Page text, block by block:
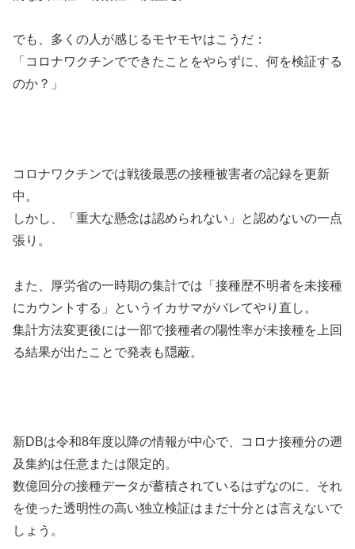
でも、多くの人が感じるモヤモヤはこうだ：
「コロナワクチンでできたことをやらずに、何を検証する
のか？」
コロナワクチンでは戦後最悪の接種被害者の記録を更新
中。
しかし、「重大な懸念は認められない」と認めないの一点
張り。
また、厚労省の一時期の集計では「接種歴不明者を未接種
にカウントする」というイカサマがバレてやり直し。
集計方法変更後には一部で接種者の陽性率が未接種を上回
る結果が出たことで発表も隠蔽。
新DBは令和8年度以降の情報が中心で、コロナ接種分の遡
及集約は任意または限定的。
数億回分の接種データが蓄積されているはずなのに、それ
を使った透明性の高い独立検証はまだ十分とは言えないで
しょう。